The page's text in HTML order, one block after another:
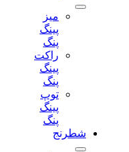
میز
راکت
توپ
شطرنج